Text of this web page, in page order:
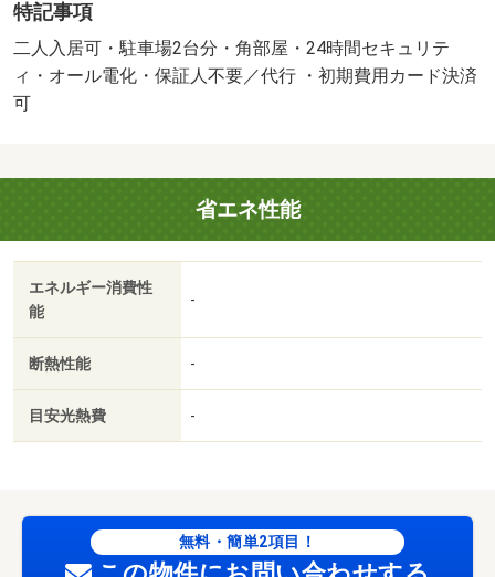
０％）・鍵交換代：あり２２，０００円～・建物構造：重
量鉄骨造・積水ハウス施工のシャーメゾン物件！全室オー
ル電化、インターネット無料、駐車場２台付無料！オート
ロック、防犯カメラ、対面キッチン、ＩＨコンロ３口、エ
円/抗菌施工費 13200円/簡易消火剤 5500円
特記事項
二人入居可・駐車場2台分・角部屋・24時間セキュリテ
ィ・オール電化・保証人不要／代行 ・初期費用カード決済
可
省エネ性能
エネルギー消費性
能
-
断熱性能 -
目安光熱費 -
無料・簡単2項目！